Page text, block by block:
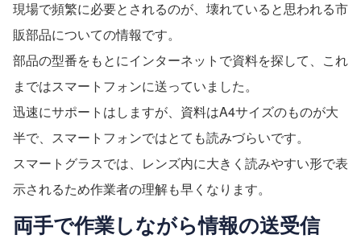
現場で頻繁に必要とされるのが、壊れていると思われる市
販部品についての情報です。
部品の型番をもとにインターネットで資料を探して、これ
まではスマートフォンに送っていました。
迅速にサポートはしますが、資料はA4サイズのものが大
半で、スマートフォンではとても読みづらいです。
スマートグラスでは、レンズ内に大きく読みやすい形で表
示されるため作業者の理解も早くなります。
両手で作業しながら情報の送受信